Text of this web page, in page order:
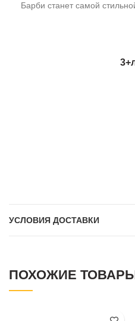
Барби станет самой
3+
УСЛОВИЯ ДОСТАВКИ
ПОХОЖИЕ